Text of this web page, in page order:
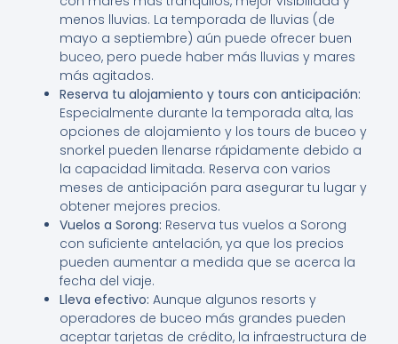
menos lluvias. La temporada de lluvias (de
mayo a septiembre) aún puede ofrecer buen
buceo, pero puede haber más lluvias y mares
más agitados.
Reserva tu alojamiento y tours con anticipación:
Especialmente durante la temporada alta, las
opciones de alojamiento y los tours de buceo y
snorkel pueden llenarse rápidamente debido a
la capacidad limitada. Reserva con varios
meses de anticipación para asegurar tu lugar y
obtener mejores precios.
Vuelos a Sorong: Reserva tus vuelos a Sorong
con suficiente antelación, ya que los precios
pueden aumentar a medida que se acerca la
fecha del viaje.
Lleva efectivo: Aunque algunos resorts y
operadores de buceo más grandes pueden
aceptar tarjetas de crédito, la infraestructura de